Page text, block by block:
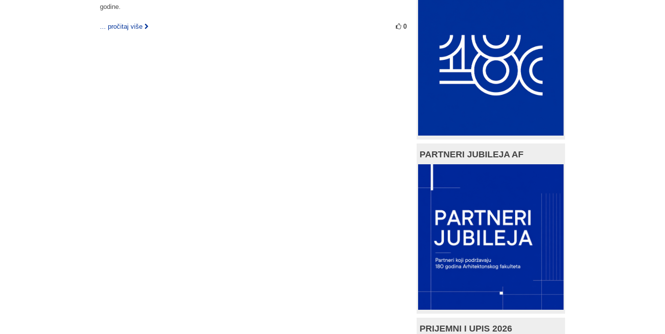
godine.
... pročitaj više 0
PARTNERI JUBILEJA AF
PRIJEMNI I UPIS 2026